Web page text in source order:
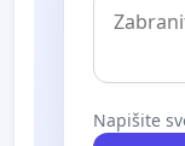
Napišite